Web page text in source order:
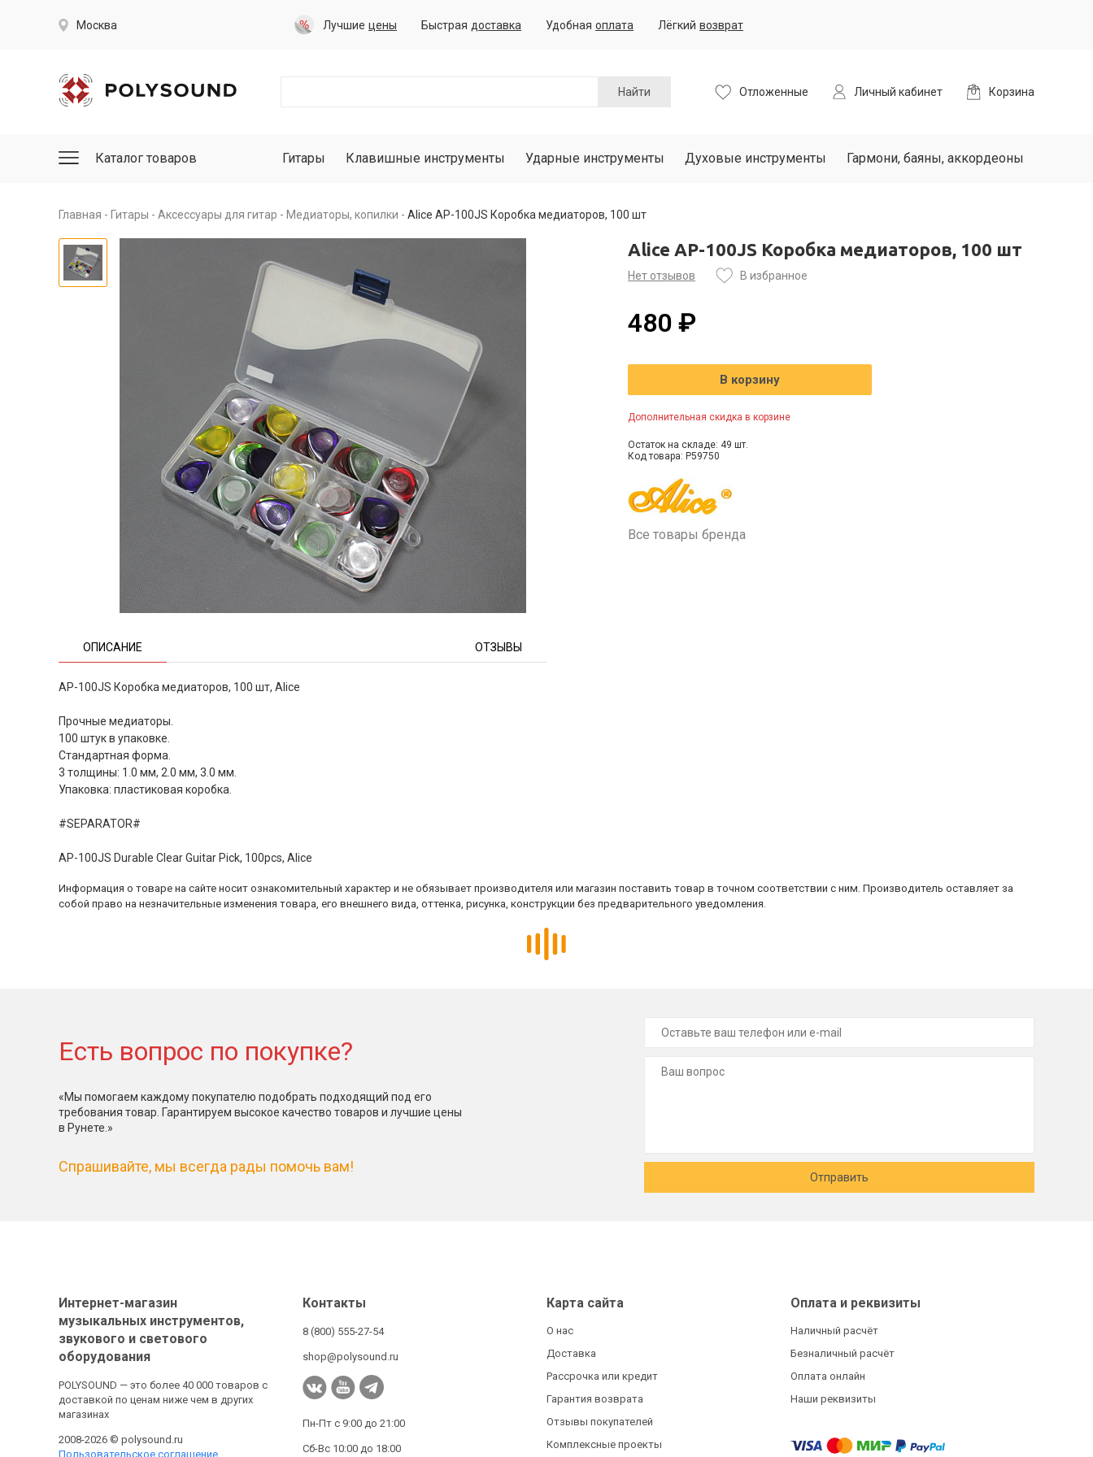
Москва Лучшие цены Быстрая доставка Удобная оплата Лёгкий возврат
Найти Отложенные Личный кабинет Корзина
Каталог товаров Гитары Клавишные инструменты Ударные инструменты Духовые инструменты Гармони, баяны, аккордеоны
Главная Гитары Аксессуары для гитар Медиаторы, копилки Alice AP-100JS Коробка медиаторов, 100 шт
ОПИСАНИЕ ОТЗЫВЫ
AP-100JS Коробка медиаторов, 100 шт, Alice
Прочные медиаторы.
100 штук в упаковке.
Стандартная форма.
3 толщины: 1.0 мм, 2.0 мм, 3.0 мм.
Упаковка: пластиковая коробка.
#SEPARATOR#
AP-100JS Durable Clear Guitar Pick, 100pcs, Alice
Alice AP-100JS Коробка медиаторов, 100 шт
Нет отзывов В избранное
480 ₽
В корзину
Дополнительная скидка в корзине
Остаток на складе: 49 шт.
Код товара: P59750
Все товары бренда
Информация о товаре на сайте носит ознакомительный характер и не обязывает производителя или магазин поставить товар в точном соответствии с ним. Производитель оставляет за
собой право на незначительные изменения товара, его внешнего вида, оттенка, рисунка, конструкции без предварительного уведомления.
Есть вопрос по покупке?
«Мы помогаем каждому покупателю подобрать подходящий под его
требования товар. Гарантируем высокое качество товаров и лучшие цены
в Рунете.»
Спрашивайте, мы всегда рады помочь вам!
Отправить
Интернет-магазин
музыкальных инструментов,
звукового и светового
оборудования
POLYSOUND — это более 40 000 товаров с
доставкой по ценам ниже чем в других
магазинах
2008-2026 © polysound.ru
Пользовательское соглашение
Контакты
8 (800) 555-27-54
shop@polysound.ru
Пн-Пт с 9:00 до 21:00
Сб-Вс 10:00 до 18:00
Карта сайта
О нас
Доставка
Рассрочка или кредит
Гарантия возврата
Отзывы покупателей
Комплексные проекты
Оплата и реквизиты
Наличный расчёт
Безналичный расчёт
Оплата онлайн
Наши реквизиты